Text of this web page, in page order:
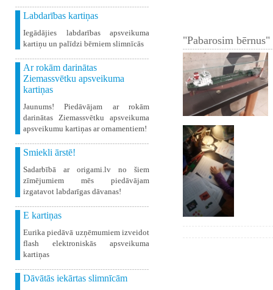
Labdarības kartiņas
Iegādājies labdarības apsveikuma
kartiņu un palīdzi bērniem slimnīcās
Ar rokām darinātas
Ziemassvētku apsveikuma
kartiņas
Jaunums! Piedāvājam ar rokām
darinātas Ziemassvētku apsveikuma
apsveikumu kartiņas ar ornamentiem!
Smiekli ārstē!
Sadarbībā ar origami.lv no šiem
zīmējumiem mēs piedāvājam
izgatavot labdarīgas dāvanas!
E kartiņas
Eurika piedāvā uzņēmumiem izveidot
flash elektroniskās apsveikuma
kartiņas
Dāvātās iekārtas slimnīcām
"Pabarosim